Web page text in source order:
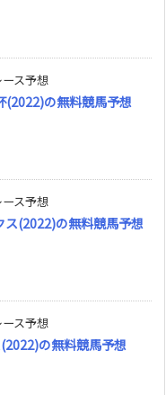
ス予想
(2022)の無料競馬予想
ス予想
ス(2022)の無料競馬予想
ス予想
の無料競馬予想